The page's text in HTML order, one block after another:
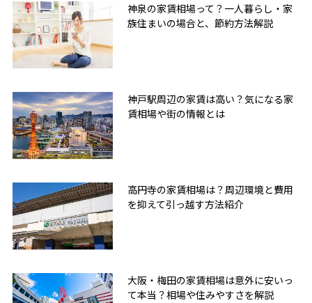
神泉の家賃相場って？一人暮らし・家
族住まいの場合と、節約方法解説
神戸駅周辺の家賃は高い？気になる家
賃相場や街の情報とは
高円寺の家賃相場は？周辺環境と費用
を抑えて引っ越す方法紹介
大阪・梅田の家賃相場は意外に安いっ
て本当？相場や住みやすさを解説